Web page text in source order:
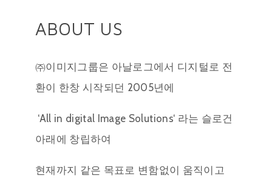
ABOUT US
㈜이미지그룹은 아날로그에서 디지털로 전
환이 한창 시작되던 2005년에
‘All in digital Image Solutions‘ 라는 슬로건
아래에 창립하여
현재까지 같은 목표로 변함없이 움직이고